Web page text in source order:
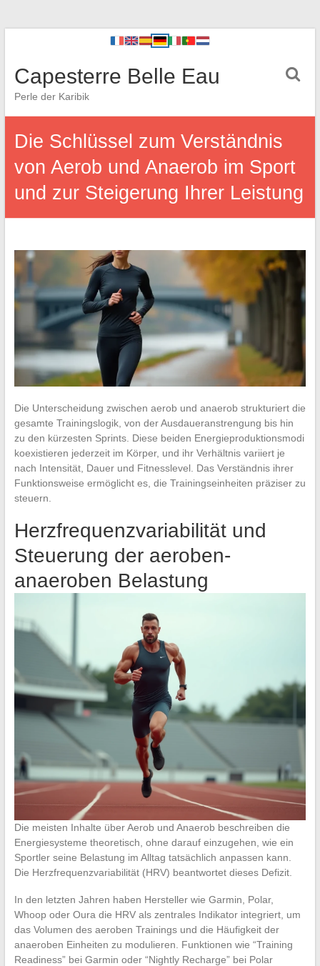
Capesterre Belle Eau
Perle der Karibik
Die Schlüssel zum Verständnis
von Aerob und Anaerob im Sport
und zur Steigerung Ihrer Leistung
Die Unterscheidung zwischen aerob und anaerob strukturiert die
gesamte Trainingslogik, von der Ausdaueranstrengung bis hin
zu den kürzesten Sprints. Diese beiden Energieproduktionsmodi
koexistieren jederzeit im Körper, und ihr Verhältnis variiert je
nach Intensität, Dauer und Fitnesslevel. Das Verständnis ihrer
Funktionsweise ermöglicht es, die Trainingseinheiten präziser zu
steuern.
Herzfrequenzvariabilität und
Steuerung der aeroben-
anaeroben Belastung
Die meisten Inhalte über Aerob und Anaerob beschreiben die
Energiesysteme theoretisch, ohne darauf einzugehen, wie ein
Sportler seine Belastung im Alltag tatsächlich anpassen kann.
Die Herzfrequenzvariabilität (HRV) beantwortet dieses Defizit.
In den letzten Jahren haben Hersteller wie Garmin, Polar,
Whoop oder Oura die HRV als zentrales Indikator integriert, um
das Volumen des aeroben Trainings und die Häufigkeit der
anaeroben Einheiten zu modulieren. Funktionen wie “Training
Readiness” bei Garmin oder “Nightly Recharge” bei Polar